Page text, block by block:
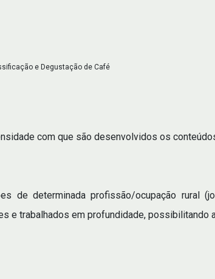
e Degustação de Café
com que são desenvolvidos os
de determinada profissão/ocupação rural
e trabalhados em profundidade,